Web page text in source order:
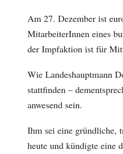
Am 27. Dezember ist
MitarbeiterInnen eines
der Impfaktion ist für
Wie Landeshauptmann
stattfinden –
anwesend sein.
Ihm sei eine gründliche,
heute und kündigte eine